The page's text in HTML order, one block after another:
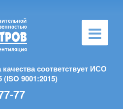
соответствует ИСО
(ISO 9001:2015)
77